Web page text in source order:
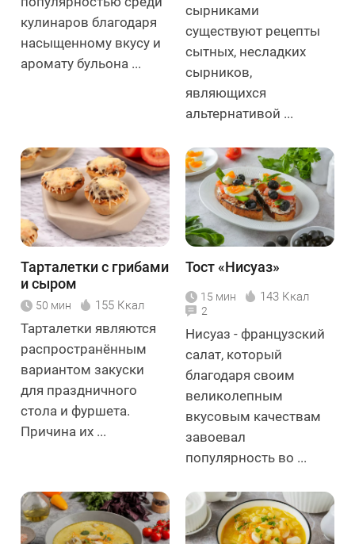
кулинаров благодаря
насыщенному вкусу и
аромату бульона ...
сырниками
существуют рецепты
сытных, несладких
сырников,
являющихся
альтернативой ...
Тарталетки с грибами
и сыром
50 мин 155 Ккал
Тарталетки являются
распространённым
вариантом закуски
для праздничного
стола и фуршета.
Причина их ...
Тост «Нисуаз»
15 мин 143 Ккал
2
Нисуаз - французский
салат, который
благодаря своим
великолепным
вкусовым качествам
завоевал
популярность во ...